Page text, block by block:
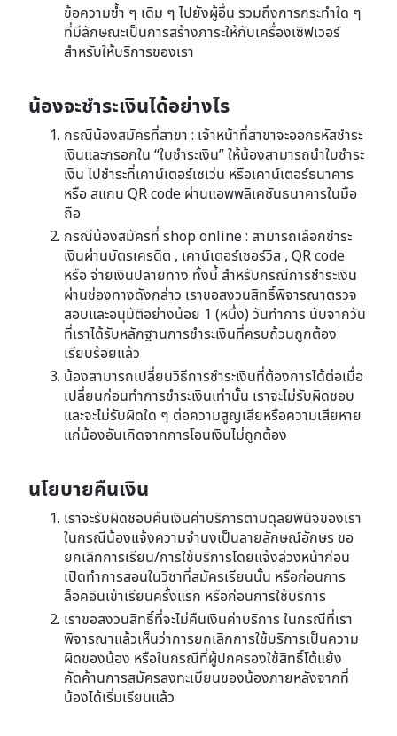
ข้อความซ้ำ ๆ เดิม ๆ ไปยังผู้อื่น รวมถึงการกระทำใด ๆ
ที่มีลักษณะเป็นการสร้างภาระให้กับเครื่องเซิฟเวอร์
สำหรับให้บริการของเรา
น้องจะชำระเงินได้อย่างไร
กรณีน้องสมัครที่สาขา : เจ้าหน้าที่สาขาจะออกรหัสชำระ
เงินและกรอกใน “ใบชำระเงิน” ให้น้องสามารถนำใบชำระ
เงิน ไปชำระที่เคาน์เตอร์เซเว่น หรือเคาน์เตอร์ธนาคาร
หรือ สแกน QR code ผ่านแอพพลิเคชันธนาคารในมือ
ถือ
กรณีน้องสมัครที่ shop online : สามารถเลือกชำระ
เงินผ่านบัตรเครดิต , เคาน์เตอร์เซอร์วิส , QR code
หรือ จ่ายเงินปลายทาง ทั้งนี้ สำหรับกรณีการชำระเงิน
ผ่านช่องทางดังกล่าว เราขอสงวนสิทธิ์พิจารณาตรวจ
สอบและอนุมัติอย่างน้อย 1 (หนึ่ง) วันทำการ นับจากวัน
ที่เราได้รับหลักฐานการชำระเงินที่ครบถ้วนถูกต้อง
เรียบร้อยแล้ว
น้องสามารถเปลี่ยนวิธีการชำระเงินที่ต้องการได้ต่อเมื่อ
เปลี่ยนก่อนทำการชำระเงินเท่านั้น เราจะไม่รับผิดชอบ
และจะไม่รับผิดใด ๆ ต่อความสูญเสียหรือความเสียหาย
แก่น้องอันเกิดจากการโอนเงินไม่ถูกต้อง
นโยบายคืนเงิน
เราจะรับผิดชอบคืนเงินค่าบริการตามดุลยพินิจของเรา
ในกรณีน้องแจ้งความจำนงเป็นลายลักษณ์อักษร ขอ
ยกเลิกการเรียน/การใช้บริการโดยแจ้งล่วงหน้าก่อน
เปิดทำการสอนในวิชาที่สมัครเรียนนั้น หรือก่อนการ
ล็อคอินเข้าเรียนครั้งแรก หรือก่อนการใช้บริการ
เราขอสงวนสิทธิ์ที่จะไม่คืนเงินค่าบริการ ในกรณีที่เรา
พิจารณาแล้วเห็นว่าการยกเลิกการใช้บริการเป็นความ
ผิดของน้อง หรือในกรณีที่ผู้ปกครองใช้สิทธิ์โต้แย้ง
คัดค้านการสมัครลงทะเบียนของน้องภายหลังจากที่
น้องได้เริ่มเรียนแล้ว